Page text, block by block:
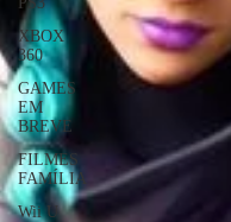
XBOX
360
GAMES
EM
BREVE
FILMES
FAMÍLIA
Wii U